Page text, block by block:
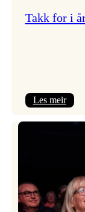
Takk for i
Les meir: